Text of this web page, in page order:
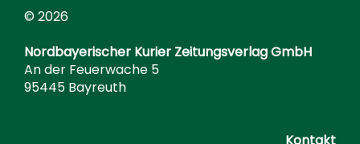
© 2026
Nordbayerischer Kurier Zeitungsverlag GmbH
An der Feuerwache 5
95445 Bayreuth